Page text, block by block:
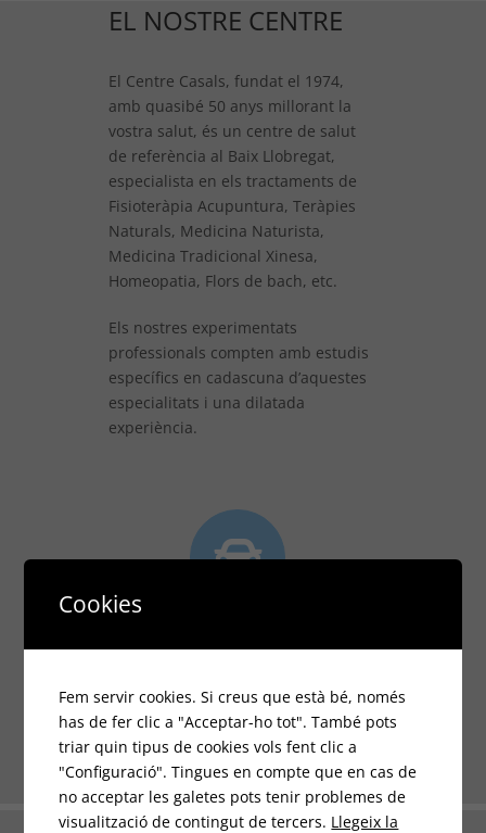
EL NOSTRE CENTRE
El Centre Casals, fundat el 1974,
amb quasibé 50 anys millorant la
vostra salut, és un centre de salut
de referència al Baix Llobregat,
especialista en els tractaments de
Fisioteràpia Acupuntura, Teràpies
Naturals, Medicina Naturista,
Medicina Tradicional Xinesa,
Homeopatia, Flors de bach, etc.
Els nostres experimentats
professionals compten amb estudis
específics en cadascuna d’aquestes
especialitats i una dilatada
experiència.
PARKING GRATUÏT PER A
Accés per C/Rafael Casanova, 20
Cookies
Fem servir cookies. Si creus que està bé, només
has de fer clic a "Acceptar-ho tot". També pots
triar quin tipus de cookies vols fent clic a
"Configuració". Tingues en compte que en cas de
no acceptar les galetes pots tenir problemes de
visualització de contingut de tercers. Llegeix la